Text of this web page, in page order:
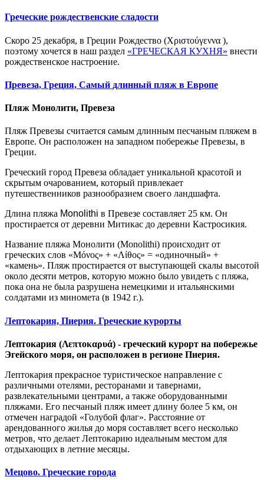
Греческие рождественские сладости
Скоро 25 декабря, в Греции Рождество (Χριστούγεννα ),
поэтому хочется в наш раздел «ГРЕЧЕСКАЯ КУХНЯ» внести
рождественское настроение.
Превеза, Греция, Самый длинный пляж в Европе
Пляж Монолити, Превеза
Пляж Превезы считается самым длинным песчаным пляжем в
Европе. Он расположен на западном побережье Превезы, в
Греции.
Греческий город Превеза обладает уникальной красотой и
скрытым очарованием, который привлекает
путешественников разнообразием своего ландшафта.
Длина пляжа Monolithi в Превезе составляет 25 км. Он
простирается от деревни Митикас до деревни Кастросикия.
Название пляжа Монолити (Monolithi) происходит от
греческих слов «Μόνος» + «Λίθος» = «одиночный» +
«камень». Пляж простирается от выступающей скалы высотой
около десяти метров, которую можно было увидеть с пляжа,
пока она не была разрушена немецкими и итальянскими
солдатами из миномета (в 1942 г.).
Лептокария, Пиерия. Греческие курорты
Лептокария (Λεπτοκαρυά) - греческий курорт на побережье
Эгейского моря, он расположен в регионе Пиерия.
Лептокария прекрасное туристическое направление с
различными отелями, ресторанами и тавернами,
развлекательными центрами, а также оборудованными
пляжами. Его песчаный пляж имеет длину более 5 км, он
отмечен наградой «Голубой флаг». Расстояние от
арендованного жилья до моря составляет всего несколько
метров, что делает Лептокарию идеальным местом для
отдыхающих в летние месяцы.
Мецово. Греческие города